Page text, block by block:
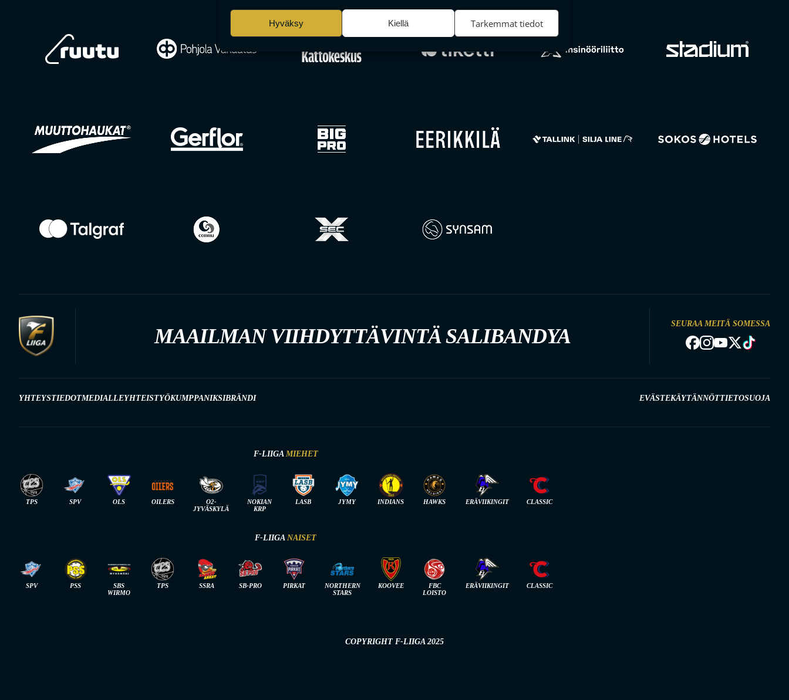
Hyväksy Kiellä Tarkemmat tiedot
MAAILMAN VIIHDYTTÄVINTÄ SALIBANDYA
SEURAA MEITÄ SOMESSA
YHTEYSTIEDOTMEDIALLEYHTEISTYÖKUMPPANIKSIBRÄNDI EVÄSTEKÄYTÄNNÖTTIETOSUOJA
F-LIIGA MIEHET
TPS SPV OLS OILERS
O2-
JYVÄSKYLÄ
NOKIAN
KRP
LASB JYMY INDIANS HAWKS ERÄVIIKINGIT CLASSIC
F-LIIGA NAISET
SPV PSS
SBS
WIRMO
TPS SSRA SB-PRO PIRKAT
NORTHERN
STARS
KOOVEE
FBC
LOISTO
ERÄVIIKINGIT CLASSIC
COPYRIGHT F-LIIGA 2025